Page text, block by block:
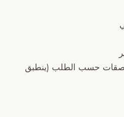
الطلب (ينطبق